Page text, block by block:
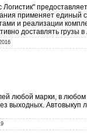
применяет единый
и реализации
доставлять грузы
любой марки, в
Автовыкуп